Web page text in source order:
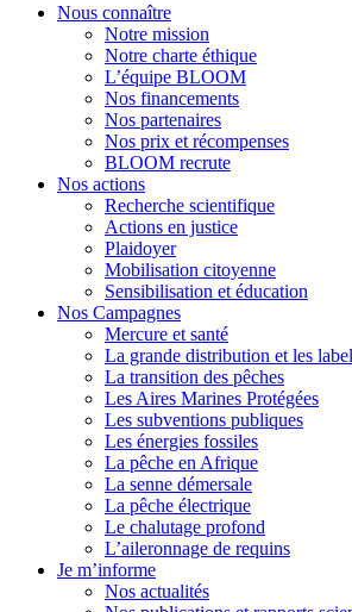
Nous connaître
Notre mission
Notre charte éthique
L’équipe BLOOM
Nos financements
Nos partenaires
Nos prix et récompenses
BLOOM recrute
Nos actions
Recherche scientifique
Actions en justice
Plaidoyer
Mobilisation citoyenne
Sensibilisation et éducation
Nos Campagnes
Mercure et santé
La grande distribution et les
La transition des pêches
Les Aires Marines Protégées
Les subventions publiques
Les énergies fossiles
La pêche en Afrique
La senne démersale
La pêche électrique
Le chalutage profond
L’aileronnage de requins
Je m’informe
Nos actualités